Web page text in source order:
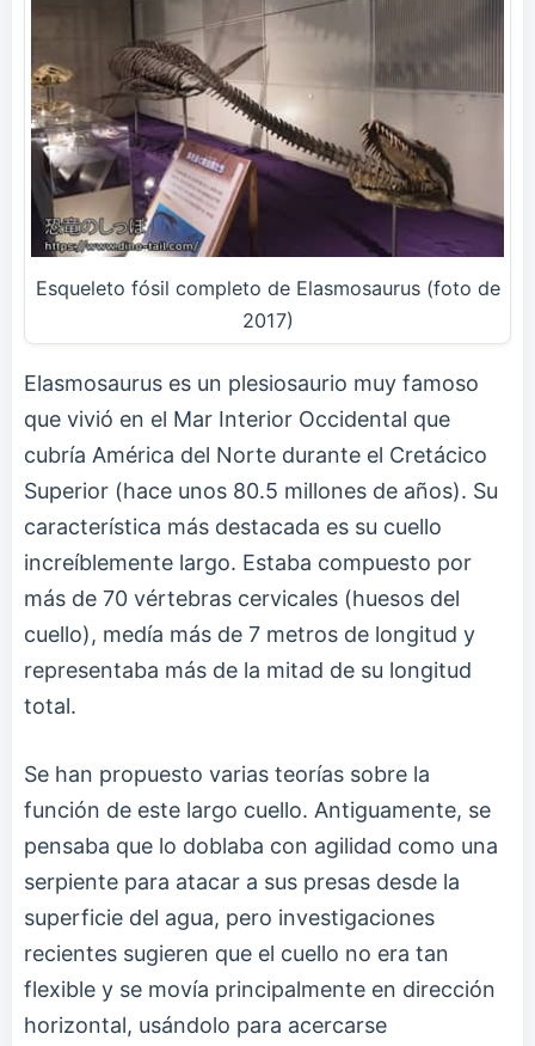
Esqueleto fósil completo de Elasmosaurus (foto de
2017)
Elasmosaurus es un plesiosaurio muy famoso
que vivió en el Mar Interior Occidental que
cubría América del Norte durante el Cretácico
Superior (hace unos 80.5 millones de años). Su
característica más destacada es su cuello
increíblemente largo. Estaba compuesto por
más de 70 vértebras cervicales (huesos del
cuello), medía más de 7 metros de longitud y
representaba más de la mitad de su longitud
total.
Se han propuesto varias teorías sobre la
función de este largo cuello. Antiguamente, se
pensaba que lo doblaba con agilidad como una
serpiente para atacar a sus presas desde la
superficie del agua, pero investigaciones
recientes sugieren que el cuello no era tan
flexible y se movía principalmente en dirección
horizontal, usándolo para acercarse